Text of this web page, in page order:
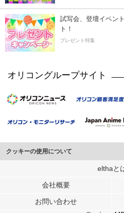
試写会、登壇イベン
ト！
プレゼント特集
オリコングループサイト
クッキーの使用について
このサイトでは Cookie を使用して、ユー
行っています。
メディアや広告配信、データ解析の各パー
各パートナーは、この情報とユーザーが各
elthaと
会社概要
お問い合わせ